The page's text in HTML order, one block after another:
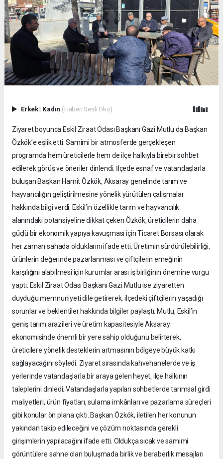
Erkek| Kadın (Haberi Sesli Oku)
Ziyaret boyunca Eskil Ziraat Odası Başkanı Gazi Mutlu da Başkan
Özkök’e eşlik etti. Samimi bir atmosferde gerçekleşen
programda hem üreticilerle hem de ilçe halkıyla birebir sohbet
edilerek görüş ve öneriler dinlendi. İlçede esnaf ve vatandaşlarla
buluşan Başkan Hamit Özkök, Aksaray genelinde tarım ve
hayvancılığın geliştirilmesine yönelik yürütülen çalışmalar
hakkında bilgi verdi. Eskil’in özellikle tarım ve hayvancılık
alanındaki potansiyeline dikkat çeken Özkök, üreticilerin daha
güçlü bir ekonomik yapıya kavuşması için Ticaret Borsası olarak
her zaman sahada olduklarını ifade etti. Üretimin sürdürülebilirliği,
ürünlerin değerinde pazarlanması ve çiftçilerin emeğinin
karşılığını alabilmesi için kurumlar arası iş birliğinin önemine vurgu
yaptı. Eskil Ziraat Odası Başkanı Gazi Mutlu ise ziyaretten
duyduğu memnuniyeti dile getirerek, ilçedeki çiftçilerin yaşadığı
sorunlar ve beklentiler hakkında bilgiler paylaştı. Mutlu, Eskil’in
geniş tarım arazileri ve üretim kapasitesiyle Aksaray
ekonomisinde önemli bir yere sahip olduğunu belirterek,
üreticilere yönelik desteklerin artmasının bölgeye büyük katkı
sağlayacağını söyledi. Ziyaret sırasında kahvehanelerde ve iş
yerlerinde vatandaşlarla bir araya gelen heyet, ilçe halkının
taleplerini dinledi. Vatandaşlarla yapılan sohbetlerde tarımsal girdi
maliyetleri, ürün fiyatları, sulama imkânları ve pazarlama süreçleri
gibi konular ön plana çıktı. Başkan Özkök, iletilen her konunun
yakından takip edileceğini ve çözüm noktasında gerekli
girişimlerin yapılacağını ifade etti. Oldukça sıcak ve samimi
görüntülere sahne olan buluşmada birlik ve beraberlik mesajları